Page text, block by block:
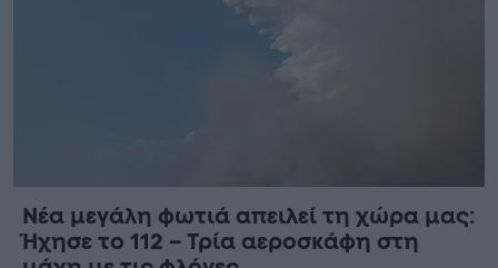
Νέα μεγάλη φωτιά απειλεί τη χώρα μας:
Ήχησε το 112 – Τρία αεροσκάφη στη